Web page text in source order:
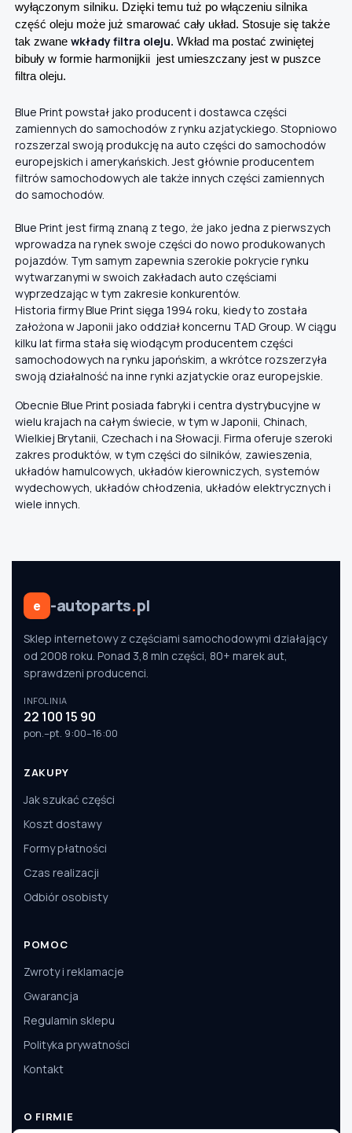
wyłączonym silniku. Dzięki temu tuż po włączeniu silnika
część oleju może już smarować cały układ. Stosuje się także
tak zwane wkłady filtra oleju. Wkład ma postać zwiniętej
bibuły w formie harmonijkii jest umieszczany jest w puszce
filtra oleju.
Blue Print powstał jako producent i dostawca części
zamiennych do samochodów z rynku azjatyckiego. Stopniowo
rozszerzal swoją produkcję na auto części do samochodów
europejskich i amerykańskich. Jest głównie producentem
filtrów samochodowych ale także innych części zamiennych
do samochodów.
Blue Print jest firmą znaną z tego, że jako jedna z pierwszych
wprowadza na rynek swoje części do nowo produkowanych
pojazdów. Tym samym zapewnia szerokie pokrycie rynku
wytwarzanymi w swoich zakładach auto częściami
wyprzedzając w tym zakresie konkurentów.
Historia firmy Blue Print sięga 1994 roku, kiedy to została
założona w Japonii jako oddział koncernu TAD Group. W ciągu
kilku lat firma stała się wiodącym producentem części
samochodowych na rynku japońskim, a wkrótce rozszerzyła
swoją działalność na inne rynki azjatyckie oraz europejskie.
Obecnie Blue Print posiada fabryki i centra dystrybucyjne w
wielu krajach na całym świecie, w tym w Japonii, Chinach,
Wielkiej Brytanii, Czechach i na Słowacji. Firma oferuje szeroki
zakres produktów, w tym części do silników, zawieszenia,
układów hamulcowych, układów kierowniczych, systemów
wydechowych, układów chłodzenia, układów elektrycznych i
wiele innych.
e -autoparts.pl
Sklep internetowy z częściami samochodowymi działający
od 2008 roku. Ponad 3,8 mln części, 80+ marek aut,
sprawdzeni producenci.
INFOLINIA
22 100 15 90
pon.–pt. 9:00–16:00
ZAKUPY
Jak szukać części
Koszt dostawy
Formy płatności
Czas realizacji
Odbiór osobisty
POMOC
Zwroty i reklamacje
Gwarancja
Regulamin sklepu
Polityka prywatności
Kontakt
O FIRMIE